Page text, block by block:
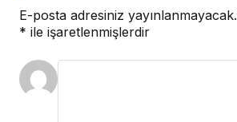
E-posta adresiniz yayınlanmayacak.
* ile işaretlenmişlerdir